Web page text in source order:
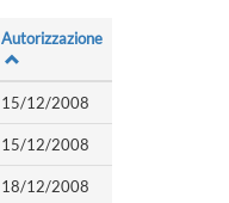
Autorizzazione
15/12/2008
15/12/2008
18/12/2008